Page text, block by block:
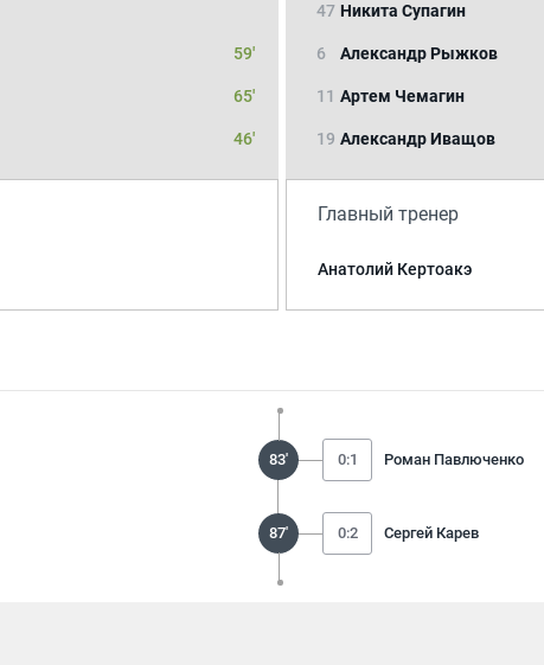
59'
65'
46'
47 Никита Супагин
6 Александр Рыжков
11 Артем Чемагин
19 Александр Иващов
Главный тренер
Анатолий Кертоакэ
83' 0:1 Роман Павлюченко
87' 0:2 Сергей Карев